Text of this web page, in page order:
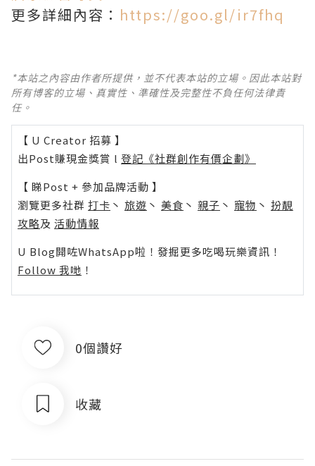
更多詳細內容： https://goo.gl/ir7fhq
*本站之內容由作者所提供，並不代表本站的立場。因此本站對
所有博客的立場、真實性、準確性及完整性不負任何法律責
任。
【 U Creator 招募 】
出Post賺現金獎賞 l 登記《社群創作有價企劃》
【 睇Post + 參加品牌活動 】
瀏覽更多社群 打卡 丶 旅遊 丶 美食 丶 親子 丶 寵物 丶 扮靚
攻略及 活動情報
U Blog開咗WhatsApp啦！發掘更多吃喝玩樂資訊！
Follow 我哋 ！
0個讚好
收藏